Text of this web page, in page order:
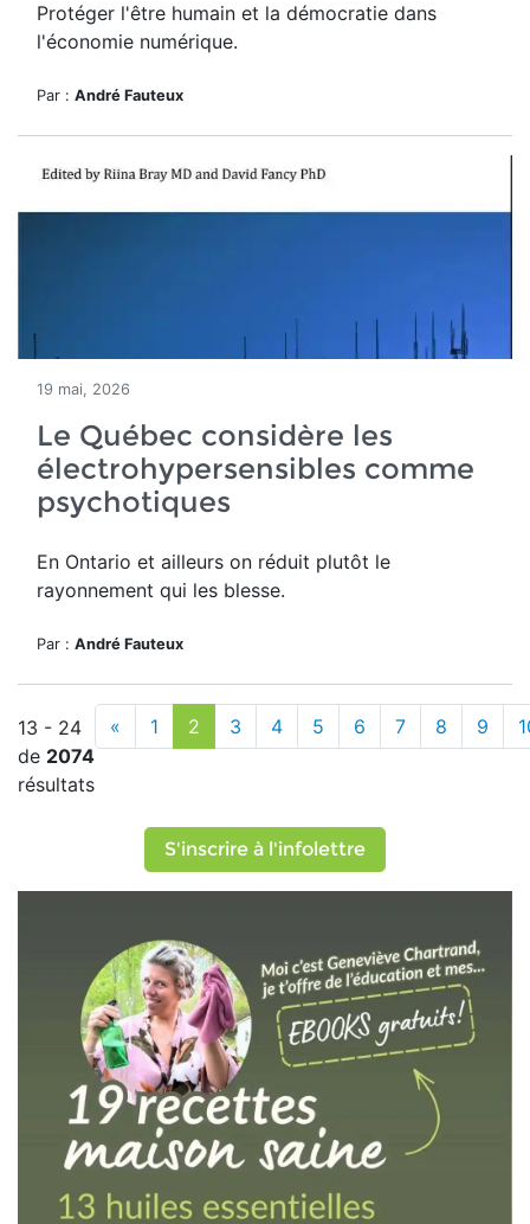
Protéger l'être humain et la démocratie dans
l'économie numérique.
Par : André Fauteux
19 mai, 2026
Le Québec considère les
électrohypersensibles comme
psychotiques
En Ontario et ailleurs on réduit plutôt le
rayonnement qui les blesse.
Par : André Fauteux
13 - 24
de 2074
résultats
« 1 2 3 4 5 6 7 8 9
S'inscrire à l'infolettre